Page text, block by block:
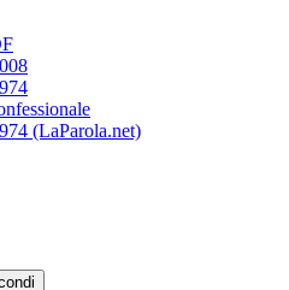
(LaParola.net)